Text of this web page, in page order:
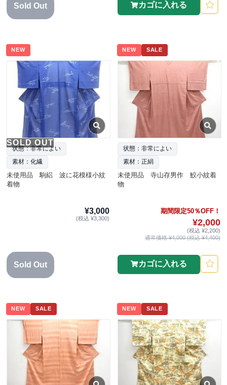
Sold Out カゴに入れる
NEW
SOLD OUT
状態：非常によい
素材：化繊
未使用品 駒絽 波に花模様小紋
着物
¥3,000
(税込 ¥3,300)
Sold Out
NEW SALE
状態：非常によい
素材：正絹
未使用品 寺山存男作 鮫小紋着
物
期間限定50％OFF！
¥2,000
(税込 ¥2,200)
通常価格 ¥4,000 (税込 ¥4,400)
カゴに入れる
NEW SALE NEW SALE